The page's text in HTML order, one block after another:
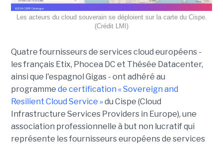
Les acteurs du cloud souverain se déploient sur la carte du Cispe.
(Crédit LMI)
Quatre fournisseurs de services cloud européens -
les français Etix, Phocea DC et Thésée Datacenter,
ainsi que l'espagnol Gigas - ont adhéré au
programme de certification « Sovereign and
Resilient Cloud Service »du Cispe (Cloud
Infrastructure Services Providers in Europe), une
association professionnelle à but non lucratif qui
représente les fournisseurs européens de services